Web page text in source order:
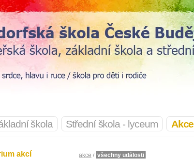
škola Střední škola - lyceum Akce
akce / všechny události
akcí